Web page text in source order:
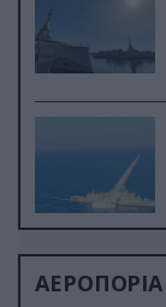
ΑΕΡΟΠΟΡΙΑ